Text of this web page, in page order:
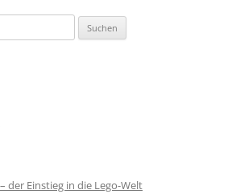
der Einstieg in die Lego-Welt